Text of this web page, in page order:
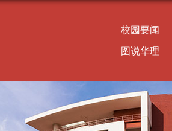
校园要闻
图说华理